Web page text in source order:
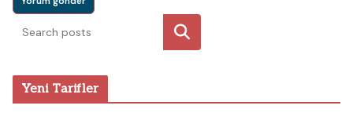
Ara
Yeni Tarifler